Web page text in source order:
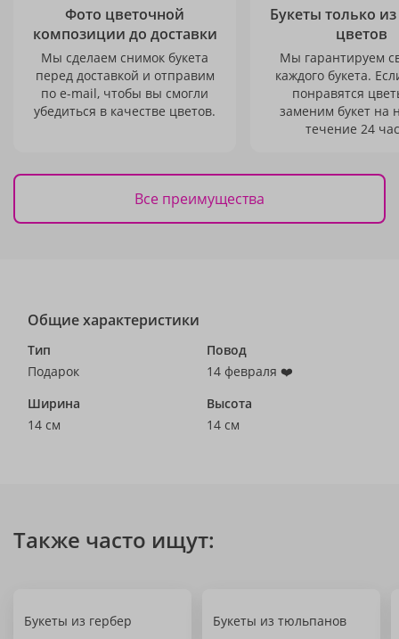
Фото цветочной
композиции до доставки
Мы сделаем снимок букета
перед доставкой и отправим
по e-mail, чтобы вы смогли
убедиться в качестве цветов.
Букеты только
цветов
Мы гарантируем
каждого букета.
понравятся
заменим букет на
течение 24
Все преимущества
Общие характеристики
Тип
Подарок
Повод
14 февраля ❤️
Ширина
14 см
Высота
14 см
Также часто ищут:
Букеты из гербер Букеты из тюльпанов